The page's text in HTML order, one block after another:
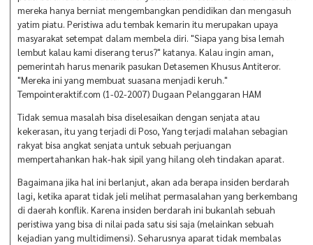
mereka hanya berniat mengembangkan pendidikan dan mengasuh
yatim piatu. Peristiwa adu tembak kemarin itu merupakan upaya
masyarakat setempat dalam membela diri. "Siapa yang bisa lemah
lembut kalau kami diserang terus?" katanya. Kalau ingin aman,
pemerintah harus menarik pasukan Detasemen Khusus Antiteror.
"Mereka ini yang membuat suasana menjadi keruh."
Tempointeraktif.com (1-02-2007) Dugaan Pelanggaran HAM
Tidak semua masalah bisa diselesaikan dengan senjata atau
kekerasan, itu yang terjadi di Poso, Yang terjadi malahan sebagian
rakyat bisa angkat senjata untuk sebuah perjuangan
mempertahankan hak-hak sipil yang hilang oleh tindakan aparat.
Bagaimana jika hal ini berlanjut, akan ada berapa insiden berdarah
lagi, ketika aparat tidak jeli melihat permasalahan yang berkembang
di daerah konflik. Karena insiden berdarah ini bukanlah sebuah
peristiwa yang bisa di nilai pada satu sisi saja (melainkan sebuah
kejadian yang multidimensi). Seharusnya aparat tidak membalas